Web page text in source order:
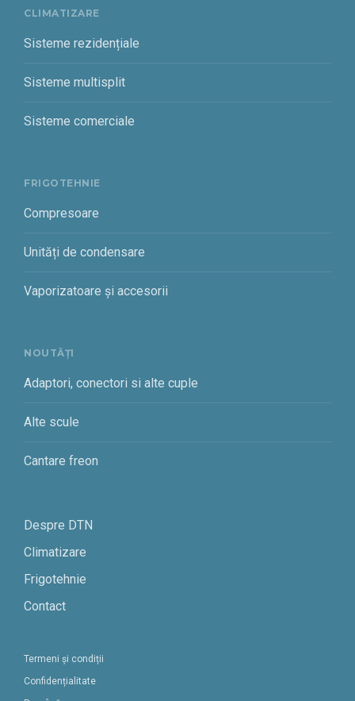
CLIMATIZARE
Sisteme rezidențiale
Sisteme multisplit
Sisteme comerciale
FRIGOTEHNIE
Compresoare
Unități de condensare
Vaporizatoare și accesorii
NOUTĂȚI
Adaptori, conectori si alte cuple
Alte scule
Cantare freon
Despre DTN
Climatizare
Frigotehnie
Contact
Termeni și condiții
Confidențialitate